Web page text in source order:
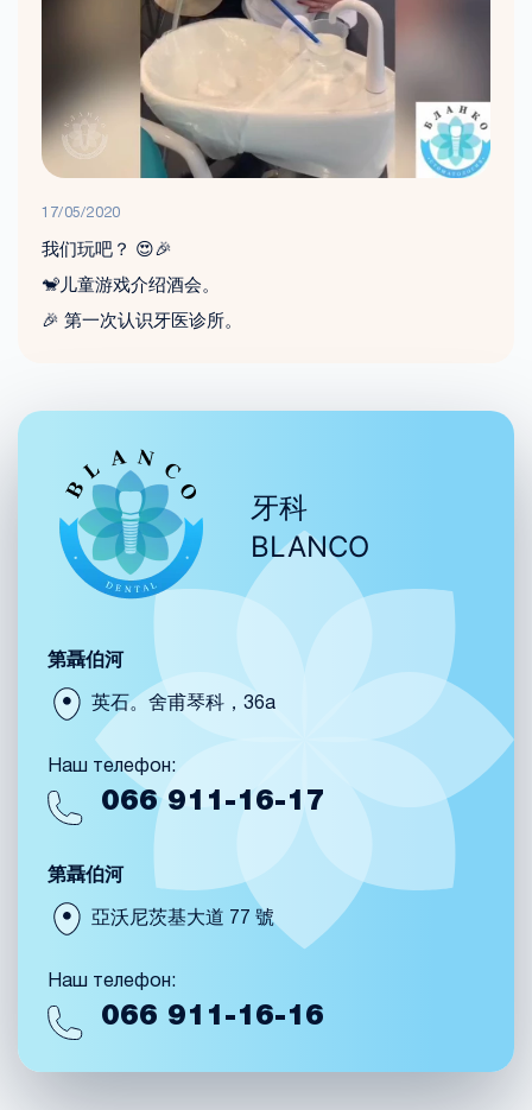
17/05/2020
我们玩吧？ 😍🎉
🐒儿童游戏介绍酒会。
🎉 第一次认识牙医诊所。
牙科
BLANCO
第聶伯河
英石。舍甫琴科，36a
Наш телефон:
066911-16-17
第聶伯河
亞沃尼茨基大道 77 號
Наш телефон:
066 911-16-16